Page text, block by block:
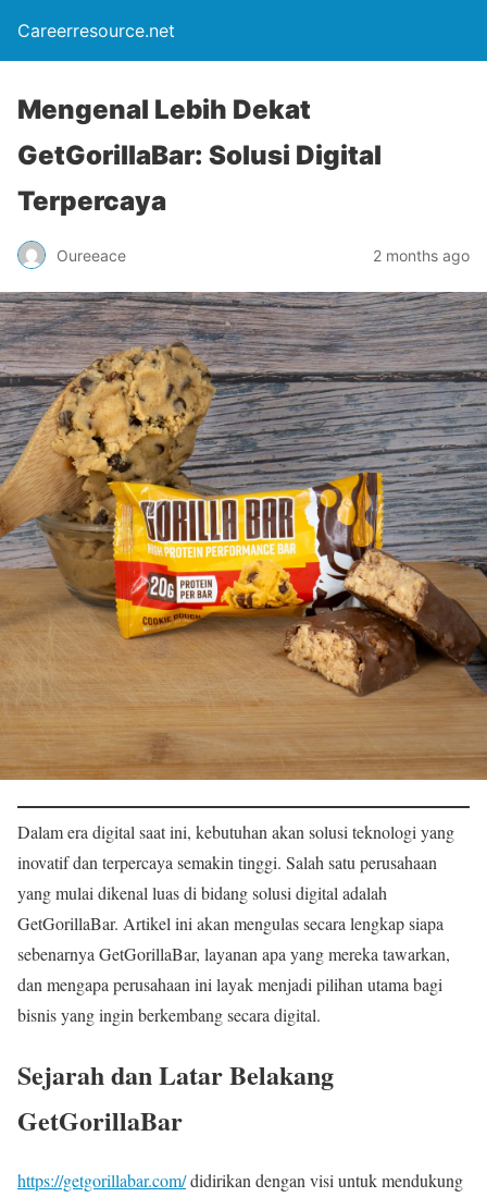
Careerresource.net
Mengenal Lebih Dekat
GetGorillaBar: Solusi Digital
Terpercaya
Oureeace 2 months ago
Dalam era digital saat ini, kebutuhan akan solusi teknologi yang
inovatif dan terpercaya semakin tinggi. Salah satu perusahaan
yang mulai dikenal luas di bidang solusi digital adalah
GetGorillaBar. Artikel ini akan mengulas secara lengkap siapa
sebenarnya GetGorillaBar, layanan apa yang mereka tawarkan,
dan mengapa perusahaan ini layak menjadi pilihan utama bagi
bisnis yang ingin berkembang secara digital.
Sejarah dan Latar Belakang
GetGorillaBar
https://getgorillabar.com/didirikan dengan visi untuk mendukung